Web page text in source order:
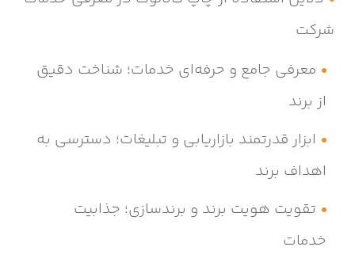
شرکت
معرفی جامع و حرفه‌ای خدمات؛ شناخت دقیق
از برند
ابزار قدرتمند بازاریابی و تبلیغات؛ دسترسی به
اهداف برند
تقویت هویت برند و برندسازی؛ جذابیت
خدمات